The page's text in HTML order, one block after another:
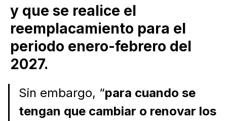
y que se realice el
reemplacamiento para el
periodo enero-febrero del
2027.
Sin embargo, “para cuando se
tengan que cambiar o renovar los